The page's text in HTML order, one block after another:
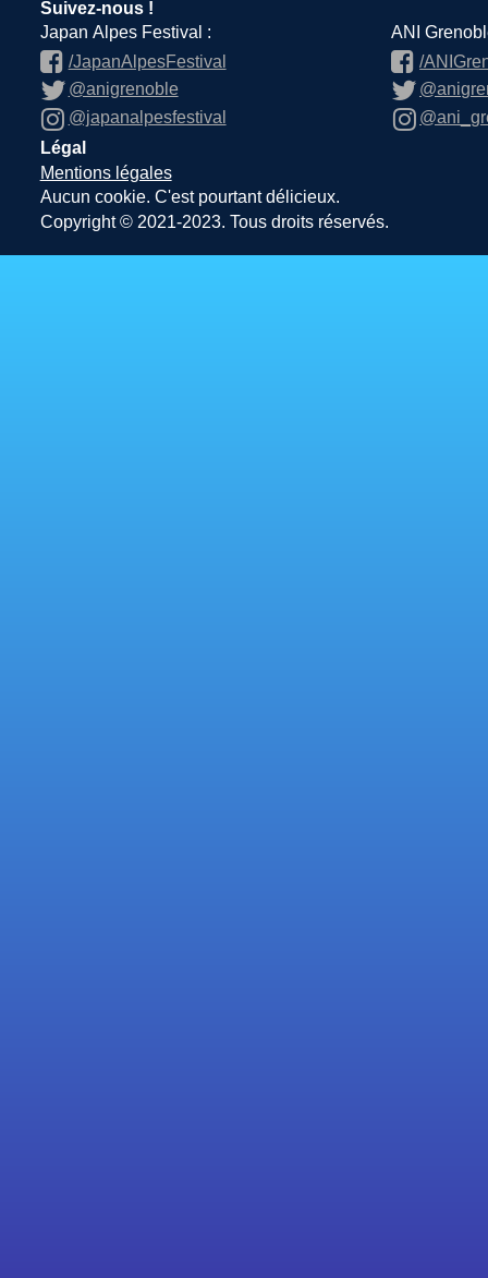
Suivez-nous !
Japan Alpes Festival :
/JapanAlpesFestival
@anigrenoble
@japanalpesfestival
ANI
/
Légal
Mentions légales
Aucun cookie. C'est pourtant délicieux.
Copyright © 2021-2023. Tous droits réservés.